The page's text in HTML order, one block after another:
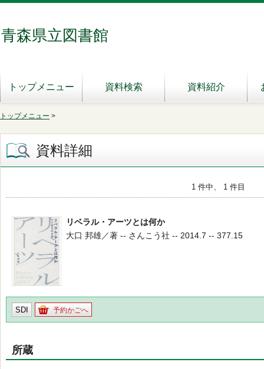
青森県立図書館
トップメニュー 資料検索 資料紹介
トップメニュー >
資料詳細
1 件中、 1 件目
リベラル・アーツとは何か
大口 邦雄／著 -- さんこう社 -- 2014.7 -- 377.15
SDI 予約かごへ
所蔵